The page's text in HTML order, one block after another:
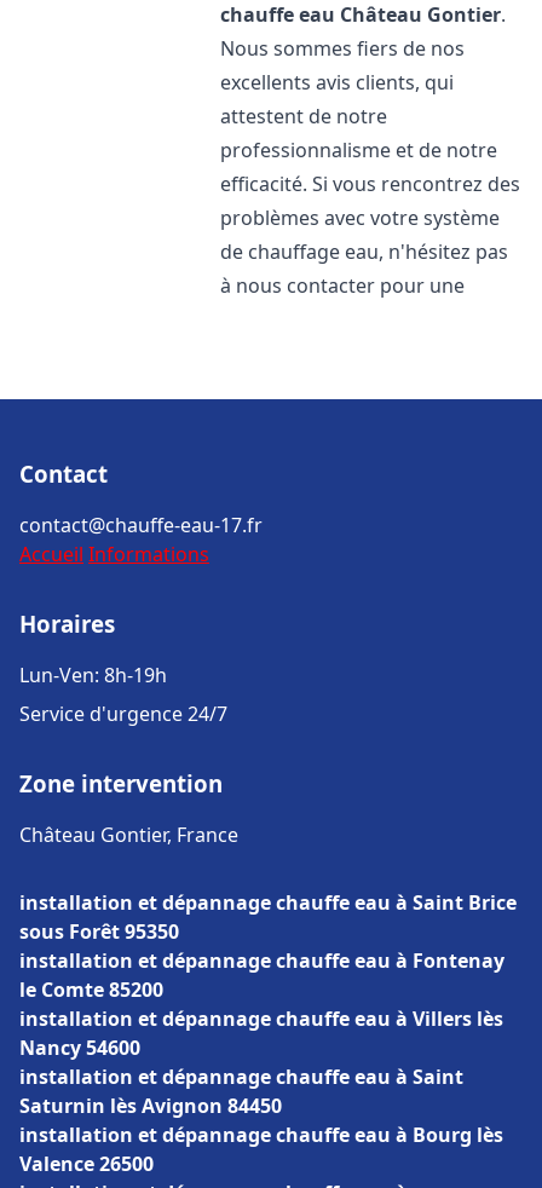
chauffe eau Château Gontier.
Nous sommes fiers de nos
excellents avis clients, qui
attestent de notre
professionnalisme et de notre
efficacité. Si vous rencontrez des
problèmes avec votre système
de chauffage eau, n'hésitez pas
à nous contacter pour une
Contact
contact@chauffe-eau-17.fr
Accueil Informations
Horaires
Lun-Ven: 8h-19h
Service d'urgence 24/7
Zone intervention
Château Gontier, France
installation et dépannage chauffe eau à Saint Brice
sous Forêt 95350
installation et dépannage chauffe eau à Fontenay
le Comte 85200
installation et dépannage chauffe eau à Villers lès
Nancy 54600
installation et dépannage chauffe eau à Saint
Saturnin lès Avignon 84450
installation et dépannage chauffe eau à Bourg lès
Valence 26500